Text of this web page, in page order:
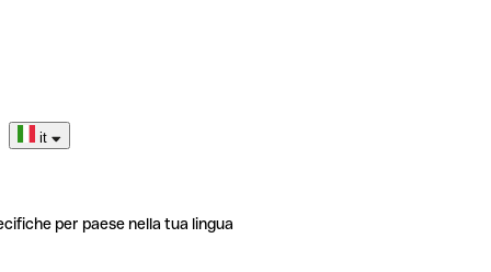
it
per paese nella tua lingua